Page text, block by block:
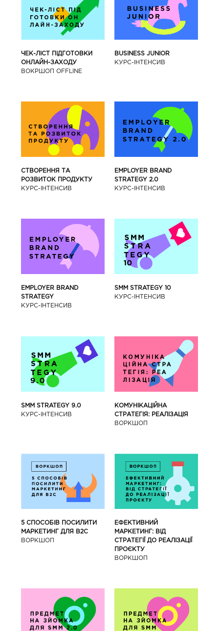
ЧЕК-ЛІСТ ПІДГОТОВКИ
ОНЛАЙН-ЗАХОДУ
ВОКРШОП OFFLINE
BUSINESS JUNIOR
КУРС-IНТЕНСИВ
СТВОРЕННЯ ТА
РОЗВИТОК ПРОДУКТУ
КУРС-IНТЕНСИВ
EMPLOYER BRAND
STRATEGY 2.0
КУРС-IНТЕНСИВ
EMPLOYER BRAND
STRATEGY
КУРС-IНТЕНСИВ
SMM STRATEGY 10
КУРС-IНТЕНСИВ
SMM STRATEGY 9.0
КУРС-IНТЕНСИВ
КОМУНІКАЦІЙНА
СТРАТЕГІЯ: РЕАЛІЗАЦІЯ
ВОРКШОП
5 СПОСОБІВ ПОСИЛИТИ
МАРКЕТИНГ ДЛЯ В2С
ВОРКШОП
ЕФЕКТИВНИЙ
МАРКЕТИНГ: ВІД
СТРАТЕГІЇ ДО РЕАЛІЗАЦІЇ
ПРОЄКТУ
ВОРКШОП